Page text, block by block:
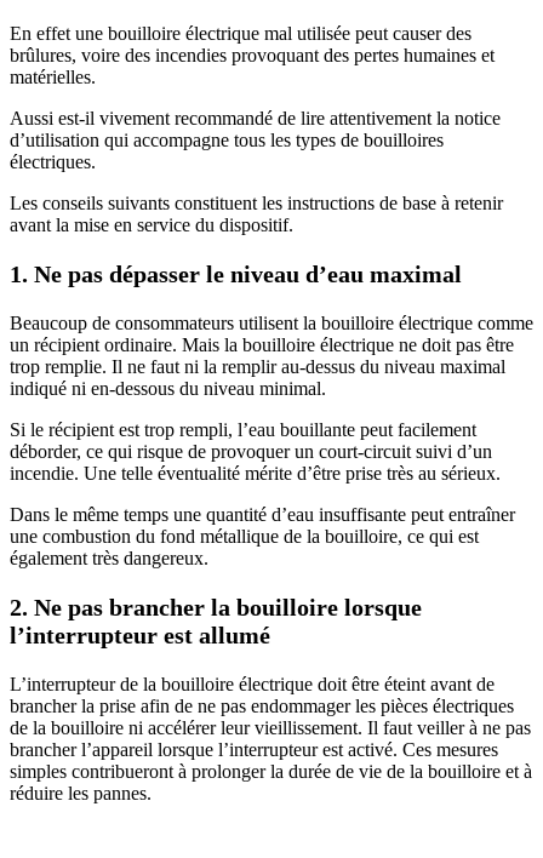
En effet une bouilloire électrique mal utilisée peut causer des
brûlures, voire des incendies provoquant des pertes humaines et
matérielles.
Aussi est-il vivement recommandé de lire attentivement la notice
d’utilisation qui accompagne tous les types de bouilloires
électriques.
Les conseils suivants constituent les instructions de base à retenir
avant la mise en service du dispositif.
1. Ne pas dépasser le niveau d’eau maximal
Beaucoup de consommateurs utilisent la bouilloire électrique comme
un récipient ordinaire. Mais la bouilloire électrique ne doit pas être
trop remplie. Il ne faut ni la remplir au-dessus du niveau maximal
indiqué ni en-dessous du niveau minimal.
Si le récipient est trop rempli, l’eau bouillante peut facilement
déborder, ce qui risque de provoquer un court-circuit suivi d’un
incendie. Une telle éventualité mérite d’être prise très au sérieux.
Dans le même temps une quantité d’eau insuffisante peut entraîner
une combustion du fond métallique de la bouilloire, ce qui est
également très dangereux.
2. Ne pas brancher la bouilloire lorsque
l’interrupteur est allumé
L’interrupteur de la bouilloire électrique doit être éteint avant de
brancher la prise afin de ne pas endommager les pièces électriques
de la bouilloire ni accélérer leur vieillissement. Il faut veiller à ne pas
brancher l’appareil lorsque l’interrupteur est activé. Ces mesures
simples contribueront à prolonger la durée de vie de la bouilloire et à
réduire les pannes.